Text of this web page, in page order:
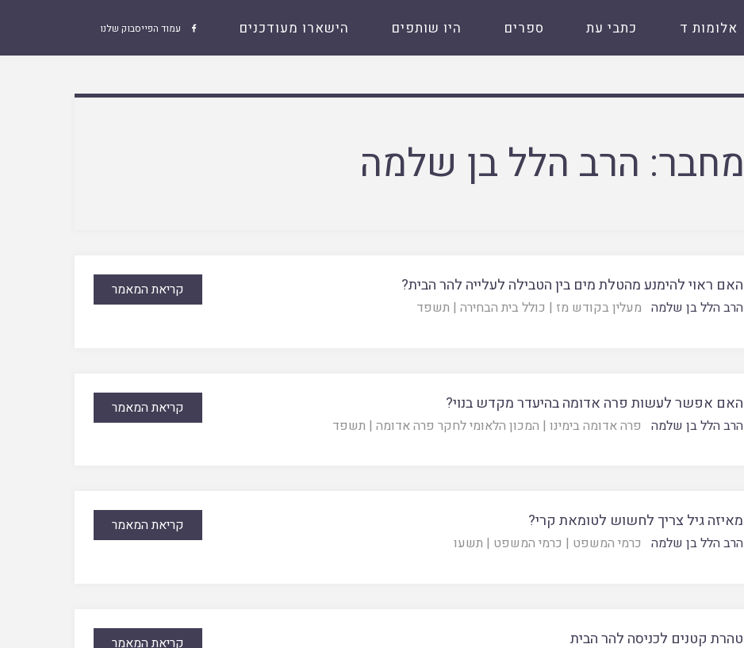
 עמוד הפייסבוק שלנו אלומות ד כתבי עת ספרים היו שותפים הישארו מעודכנים
מחבר: הרב הלל בן שלמה
האם ראוי להימנע מהטלת מים בין הטבילה לעלייה להר הבית?
הרב הלל בן שלמה מעלין בקודש מז | כולל בית הבחירה | תשפד
קריאת המאמר
האם אפשר לעשות פרה אדומה בהיעדר מקדש בנוי?
הרב הלל בן שלמה פרה אדומה בימינו | המכון הלאומי לחקר פרה אדומה | תשפד
קריאת המאמר
מאיזה גיל צריך לחשוש לטומאת קרי?
הרב הלל בן שלמה כרמי המשפט | כרמי המשפט | תשעו
קריאת המאמר
טהרת קטנים לכניסה להר הבית קריאת המאמר